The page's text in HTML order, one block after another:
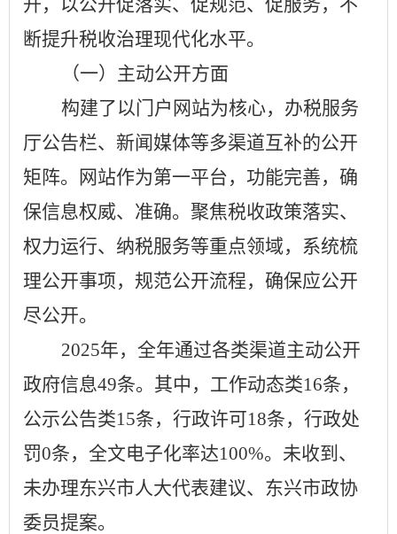
断提升税收治理现代化水平。
（一） 主动公开方面
构建了以门户网站为核心，办税服务
厅公告栏、新闻媒体等多渠道互补的公开
矩阵。网站作为第一平台，功能完善，确
保信息权威、准确。聚焦税收政策落实、
权力运行、纳税服务等重点领域，系统梳
理公开事项，规范公开流程，确保应公开
尽公开。
2025年，全年通过各类渠道主动公开
政府信息49条。其中，工作动态类16条，
公示公告类15条，行政许可18条，行政处
罚0条，全文电子化率达100%。 未收到、
未办理东兴市人大代表建议、东兴市政协
委员提案。